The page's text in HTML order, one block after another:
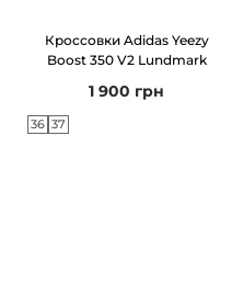
r
Кроссовки Adidas Yeezy
Boost 350 V2 Lundmark
1 900 грн
36 37